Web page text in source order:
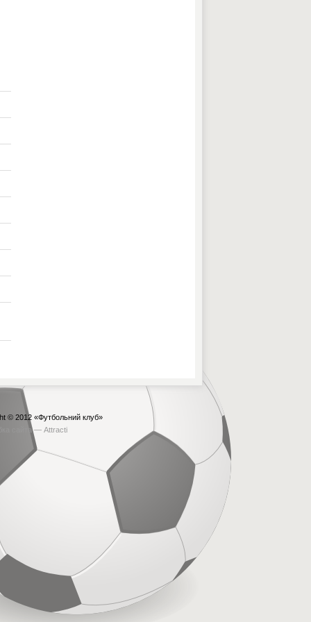
© 2012 «Футбольний клуб»
сайта — Attracti